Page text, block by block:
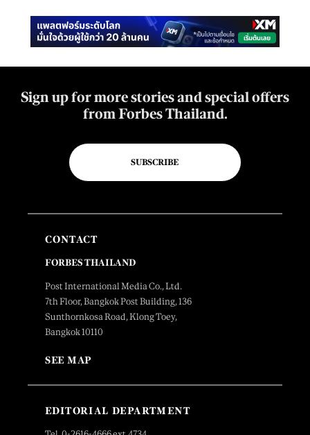
Sign up for more stories and special offers
from Forbes Thailand.
SUBSCRIBE
CONTACT
FORBES THAILAND
Post International Media Co., Ltd.
7th Floor, Bangkok Post Building, 136
Sunthornkosa Road, Klong Toey,
Bangkok 10110
SEE MAP
EDITORIAL DEPARTMENT